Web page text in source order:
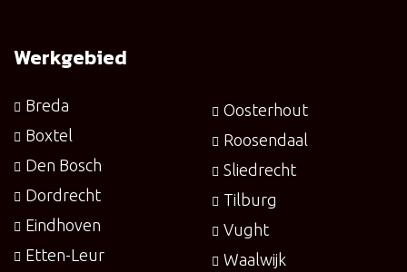
Werkgebied
Breda
Boxtel
Den Bosch
Dordrecht
Eindhoven
Etten-Leur
Oosterhout
Roosendaal
Sliedrecht
Tilburg
Vught
Waalwijk